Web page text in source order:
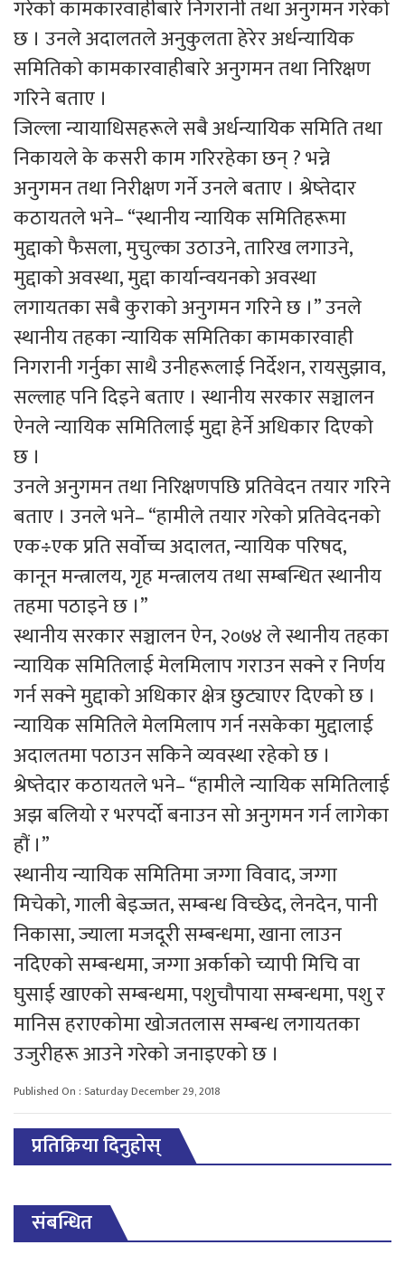
गरेको कामकारवाहीबारे निगरानी तथा अनुगमन गरेको
छ । उनले अदालतले अनुकुलता हेरेर अर्धन्यायिक
समितिको कामकारवाहीबारे अनुगमन तथा निरिक्षण
गरिने बताए ।
जिल्ला न्यायाधिसहरूले सबै अर्धन्यायिक समिति तथा
निकायले के कसरी काम गरिरहेका छन् ? भन्ने
अनुगमन तथा निरीक्षण गर्ने उनले बताए । श्रेष्तेदार
कठायतले भने– “स्थानीय न्यायिक समितिहरूमा
मुद्दाको फैसला, मुचुल्का उठाउने, तारिख लगाउने,
मुद्दाको अवस्था, मुद्दा कार्यान्वयनको अवस्था
लगायतका सबै कुराको अनुगमन गरिने छ ।” उनले
स्थानीय तहका न्यायिक समितिका कामकारवाही
निगरानी गर्नुका साथै उनीहरूलाई निर्देशन, रायसुझाव,
सल्लाह पनि दिइने बताए । स्थानीय सरकार सञ्चालन
ऐनले न्यायिक समितिलाई मुद्दा हेर्ने अधिकार दिएको
छ ।
उनले अनुगमन तथा निरिक्षणपछि प्रतिवेदन तयार गरिने
बताए । उनले भने– “हामीले तयार गरेको प्रतिवेदनको
एक÷एक प्रति सर्वोच्च अदालत, न्यायिक परिषद,
कानून मन्त्रालय, गृह मन्त्रालय तथा सम्बन्धित स्थानीय
तहमा पठाइने छ ।”
स्थानीय सरकार सञ्चालन ऐन, २०७४ ले स्थानीय तहका
न्यायिक समितिलाई मेलमिलाप गराउन सक्ने र निर्णय
गर्न सक्ने मुद्दाको अधिकार क्षेत्र छुट्याएर दिएको छ ।
न्यायिक समितिले मेलमिलाप गर्न नसकेका मुद्दालाई
अदालतमा पठाउन सकिने व्यवस्था रहेको छ ।
श्रेष्तेदार कठायतले भने– “हामीले न्यायिक समितिलाई
अझ बलियो र भरपर्दो बनाउन सो अनुगमन गर्न लागेका
हौं ।”
स्थानीय न्यायिक समितिमा जग्गा विवाद, जग्गा
मिचेको, गाली बेइज्जत, सम्बन्ध विच्छेद, लेनदेन, पानी
निकासा, ज्याला मजदूरी सम्बन्धमा, खाना लाउन
नदिएको सम्बन्धमा, जग्गा अर्काको च्यापी मिचि वा
घुसाई खाएको सम्बन्धमा, पशुचौपाया सम्बन्धमा, पशु र
मानिस हराएकोमा खोजतलास सम्बन्ध लगायतका
उजुरीहरू आउने गरेको जनाइएको छ ।
Published On : Saturday December 29, 2018
प्रतिक्रिया दिनुहोस्
संबन्धित